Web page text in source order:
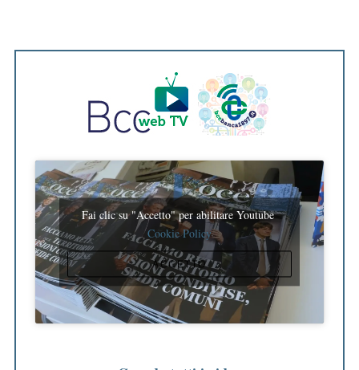
Fai clic su "Accetto" per abilitare Youtube
Cookie Policy
ACCETTO